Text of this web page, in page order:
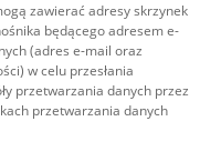
zawierać adresy skrzynek
będącego adresem e-
(adres e-mail oraz
w celu przesłania
przetwarzania danych przez
przetwarzania danych